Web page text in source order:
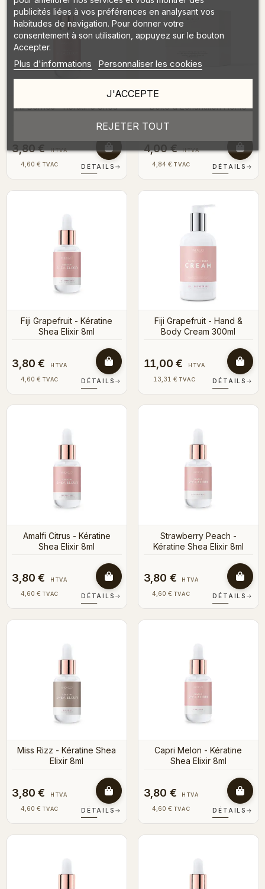
All Berries - Kératine Shea
3,80 € HTVA
4,60 € TVAC DÉTAILS →
Boîte d’Échantillon Home
4,00 € HTVA
4,84 € TVAC DÉTAILS →
Fiji Grapefruit - Kératine
Shea Elixir 8ml
3,80 € HTVA
4,60 € TVAC DÉTAILS →
Fiji Grapefruit - Hand &
Body Cream 300ml
11,00 € HTVA
13,31 € TVAC DÉTAILS →
Amalfi Citrus - Kératine
Shea Elixir 8ml
3,80 € HTVA
4,60 € TVAC DÉTAILS →
Strawberry Peach -
Kératine Shea Elixir 8ml
3,80 € HTVA
4,60 € TVAC DÉTAILS →
Miss Rizz - Kératine Shea
Elixir 8ml
3,80 € HTVA
4,60 € TVAC DÉTAILS →
Capri Melon - Kératine
Shea Elixir 8ml
3,80 € HTVA
4,60 € TVAC DÉTAILS →
publicités liées à vos préférences en analysant vos
habitudes de navigation. Pour donner votre
consentement à son utilisation, appuyez sur le bouton
Accepter.
Plus d'informations Personnaliser les cookies
REJETER TOUT
J'ACCEPTE